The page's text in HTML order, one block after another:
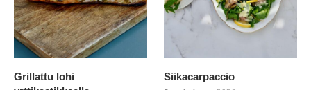
Grillattu lohi
Siikacarpaccio